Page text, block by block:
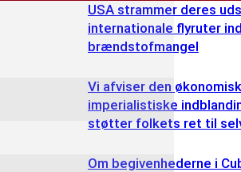
USA strammer deres
internationale flyruter
brændstofmangel
Vi afviser den
imperialistiske
støtter folkets ret til
Om begivenhederne i